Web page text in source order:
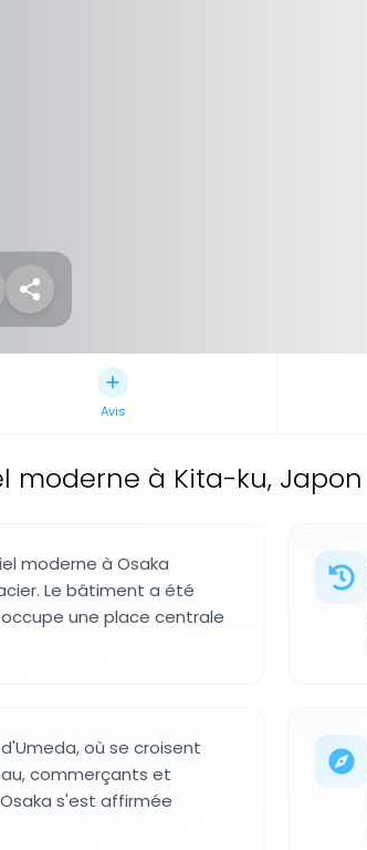
Avis
moderne à Kita-ku, Japon
moderne à Osaka
Le bâtiment a été
une place centrale
où se croisent
commerçants et
s'est affirmée